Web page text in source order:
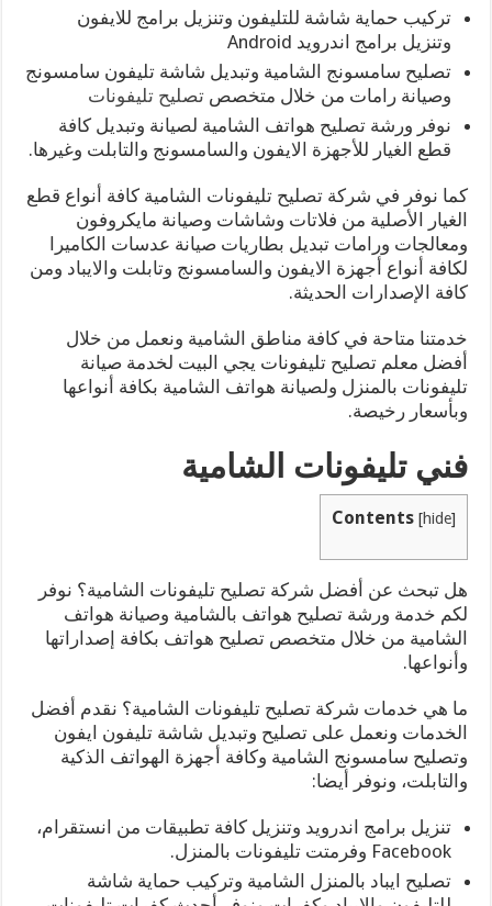
تركيب حماية شاشة للتليفون وتنزيل برامج للايفون
وتنزيل برامج اندرويد Android
تصليح سامسونج الشامية وتبديل شاشة تليفون سامسونج
وصيانة رامات من خلال متخصصتصليح تليفونات
نوفر ورشة تصليح هواتف الشامية لصيانة وتبديل كافة
قطع الغيار للأجهزة الايفون والسامسونج والتابلت وغيرها.
كما نوفر في شركة تصليح تليفونات الشامية كافة أنواع قطع
الغيار الأصلية من فلاتات وشاشات وصيانة مايكروفون
ومعالجات ورامات تبديل بطاريات صيانة عدسات الكاميرا
لكافة أنواع أجهزة الايفون والسامسونج وتابلت والايباد ومن
كافة الإصدارات الحديثة.
خدمتنا متاحة في كافة مناطق الشامية ونعمل من خلال
أفضل معلم تصليح تليفونات يجي البيت لخدمة صيانة
تليفونات بالمنزل ولصيانة هواتف الشامية بكافة أنواعها
وبأسعار رخيصة.
فني تليفونات الشامية
Contents [hide]
هل تبحث عن أفضل شركة تصليح تليفونات الشامية؟ نوفر
لكم خدمة ورشة تصليح هواتف بالشامية وصيانة هواتف
الشامية من خلال متخصص تصليح هواتف بكافة إصداراتها
وأنواعها.
ما هي خدمات شركة تصليح تليفونات الشامية؟ نقدم أفضل
الخدمات ونعمل على تصليح وتبديل شاشة تليفون ايفون
وتصليح سامسونج الشامية وكافة أجهزة الهواتف الذكية
والتابلت، ونوفر أيضا:
تنزيل برامج اندرويد وتنزيل كافة تطبيقات من انستقرام،
Facebook وفرمتت تليفونات بالمنزل.
تصليح ايباد بالمنزل الشامية وتركيب حماية شاشة